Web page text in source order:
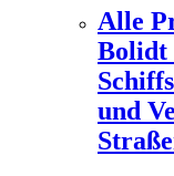
Alle
Bolidt
und